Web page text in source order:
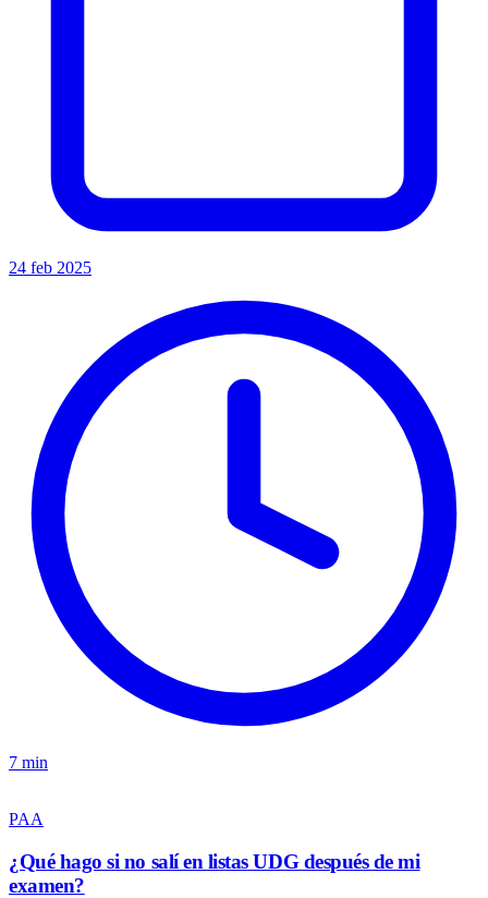
24 feb 2025
7 min
PAA
¿Qué hago si no salí en listas UDG después de mi
examen?